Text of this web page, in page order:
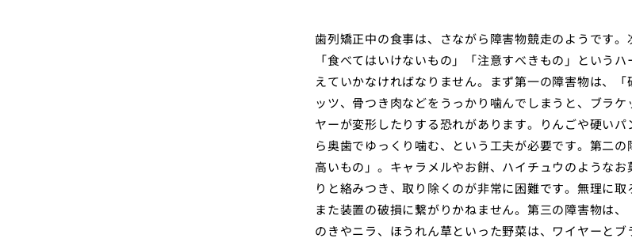
歯列矯正中の食事は、さながら障害物競走のようです。
「食べてはいけないもの」「注意すべきもの」という
えていかなければなりません。まず第一の障害物は、
ッツ、骨つき肉などをうっかり噛んでしまうと、ブラケ
ヤーが変形したりする恐れがあります。りんごや硬い
ら奥歯でゆっくり噛む、という工夫が必要です。第二
高いもの」。キャラメルやお餅、ハイチュウのような
りと絡みつき、取り除くのが非常に困難です。無理に
また装置の破損に繋がりかねません。第三の障害物は、
のきやニラ、ほうれん草といった野菜は、ワイヤーと